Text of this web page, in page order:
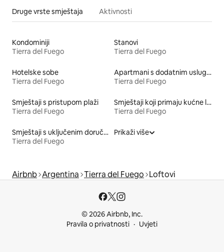
Druge vrste smještaja Aktivnosti
Kondominiji
Tierra del Fuego
Stanovi
Tierra del Fuego
Hotelske sobe
Tierra del Fuego
Apartmani s dodatnim uslugama
Tierra del Fuego
Smještaji s pristupom plaži
Tierra del Fuego
Smještaji koji primaju kućne ljubimce
Tierra del Fuego
Smještaji s uključenim doručkom
Tierra del Fuego
Prikaži više
Airbnb Argentina Tierra del Fuego Loftovi
© 2026 Airbnb, Inc.
Pravila o privatnosti
Uvjeti